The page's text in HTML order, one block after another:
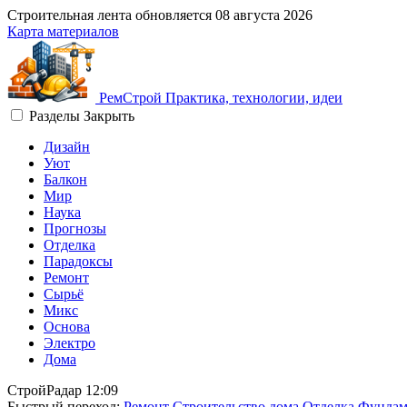
Строительная лента обновляется 08 августа 2026
Карта материалов
РемСтрой Практика, технологии, идеи
Разделы Закрыть
Дизайн
Уют
Балкон
Мир
Наука
Прогнозы
Отделка
Парадоксы
Ремонт
Сырьё
Микс
Основа
Электро
Дома
СтройРадар 12:09